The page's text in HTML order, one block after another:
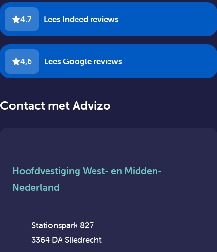
4.7 Lees Indeed reviews
4,6 Lees Google reviews
Contact met Advizo
Hoofdvestiging West- en Midden-
Nederland
Stationspark 827
3364 DA Sliedrecht